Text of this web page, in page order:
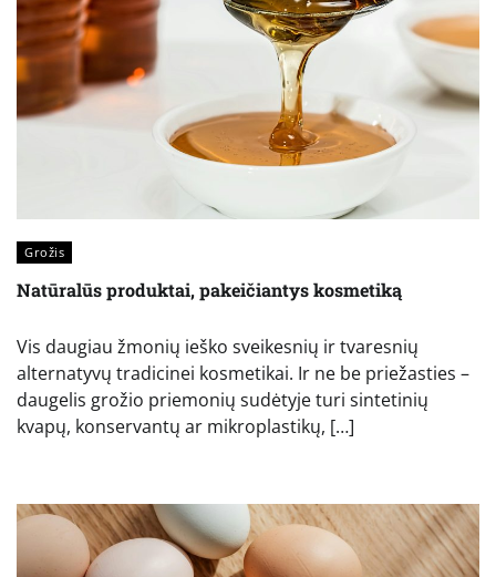
Grožis
Natūralūs produktai, pakeičiantys kosmetiką
Vis daugiau žmonių ieško sveikesnių ir tvaresnių
alternatyvų tradicinei kosmetikai. Ir ne be priežasties –
daugelis grožio priemonių sudėtyje turi sintetinių
kvapų, konservantų ar mikroplastikų, […]